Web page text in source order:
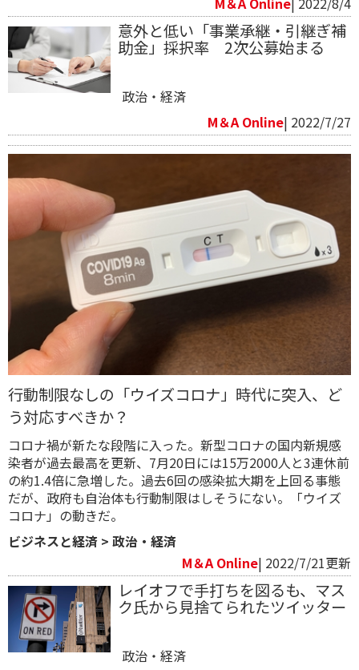
意外と低い「事業承継・引継ぎ補
助金」採択率 2次公募始まる
政治・経済
M＆A Online| 2022/7/27
行動制限なしの「ウイズコロナ」時代に突入、ど
う対応すべきか？
コロナ禍が新たな段階に入った。新型コロナの国内新規感
染者が過去最高を更新、7月20日には15万2000人と3連休前
の約1.4倍に急増した。過去6回の感染拡大期を上回る事態
だが、政府も自治体も行動制限はしそうにない。「ウイズ
コロナ」の動きだ。
ビジネスと経済 > 政治・経済
M＆A Online| 2022/7/21更新
レイオフで手打ちを図るも、マス
ク氏から見捨てられたツイッター
政治・経済